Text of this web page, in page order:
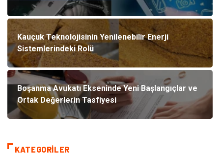
Kauçuk Teknolojisinin Yenilenebilir Enerji
Sistemlerindeki Rolü
Boşanma Avukatı Ekseninde Yeni Başlangıçlar ve
Ortak Değerlerin Tasfiyesi
KATEGORILER